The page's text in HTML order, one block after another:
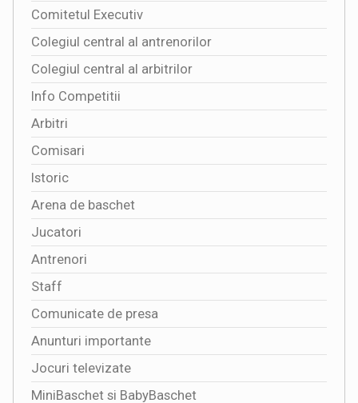
Comitetul Executiv
Colegiul central al antrenorilor
Colegiul central al arbitrilor
Info Competitii
Arbitri
Comisari
Istoric
Arena de baschet
Jucatori
Antrenori
Staff
Comunicate de presa
Anunturi importante
Jocuri televizate
MiniBaschet si BabyBaschet